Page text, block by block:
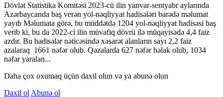
Dövlət Statistika Komitəsi 2023-cü ilin yanvar-sentyabr aylarında
Azərbaycanda baş verən yol-nəqliyyat hadisələri barədə məlumat
yayıb Məlumata görə, bu müddətdə 1204 yol-nəqliyyat hadisəsi baş
verib ki, bu da 2022-ci ilin müvafiq dövrü ilə müqayisədə 4,4 faiz
azdır. Bu hadisələr nəticəsində xəsarət alanların sayı 2,2 faiz
azalaraq 1661 nəfər olub. Qəzalarda 627 nəfər həlak olub, 1034
nəfər yaralan...
Daha çox oxumaq üçün daxil olun və ya abunə olun
Daxil ol Abunə ol